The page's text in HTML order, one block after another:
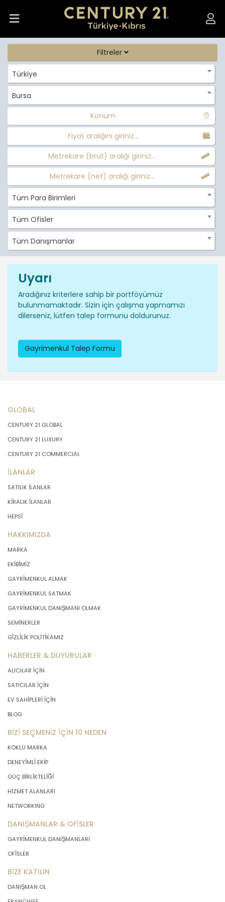
Filtreler
Türkiye
Bursa
Konum
Fiyat aralığını giriniz...
Metrekare (brüt) aralığı giriniz...
Metrekare (net) aralığı giriniz...
Tüm Para Birimleri
Tüm Ofisler
Tüm Danışmanlar
Uyarı
Aradığınız kriterlere sahip bir portföyümüz
bulunmamaktadır. Sizin için çalışma yapmamızı
dilerseniz, lütfen talep formunu doldurunuz.
Gayrimenkul Talep Formu
GLOBAL
CENTURY 21 GLOBAL
CENTURY 21 LUXURY
CENTURY 21 COMMERCIAL
İLANLAR
SATILIK İLANLAR
KİRALIK İLANLAR
HEPSİ
HAKKIMIZDA
MARKA
EKİBİMİZ
GAYRİMENKUL ALMAK
GAYRİMENKUL SATMAK
GAYRİMENKUL DANIŞMANI OLMAK
SEMİNERLER
GİZLİLİK POLİTİKAMIZ
HABERLER & DUYURULAR
ALICILAR İÇİN
SATICILAR İÇİN
EV SAHİPLERİ İÇİN
BLOG
BİZİ SEÇMENİZ İÇİN 10 NEDEN
KÖKLÜ MARKA
DENEYİMLİ EKİP
GÜÇ BİRLİKTELİĞİ
HİZMET ALANLARI
NETWORKING
DANIŞMANLAR & OFİSLER
GAYRİMENKUL DANIŞMANLARI
OFİSLER
BİZE KATILIN
DANIŞMAN OL